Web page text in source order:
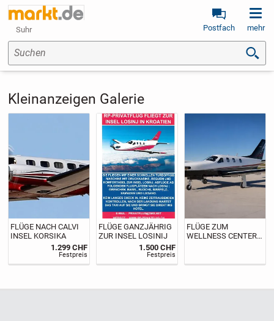
Suhr Postfach mehr
Suchen
Kleinanzeigen Galerie
FLÜGE NACH CALVI
INSEL KORSIKA
1.299 CHF
Festpreis
FLÜGE GANZJÄHRIG
ZUR INSEL LOSINIJ
1.500 CHF
Festpreis
FLÜGE ZUM
WELLNESS CENTER